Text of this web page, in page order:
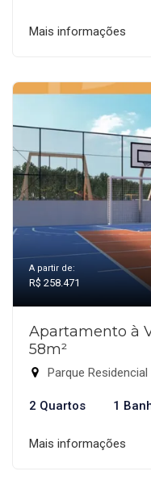
Mais informações
A partir de:
R$ 258.471
Apartamento à
58m²
Parque
2 Quartos 1
Mais informações